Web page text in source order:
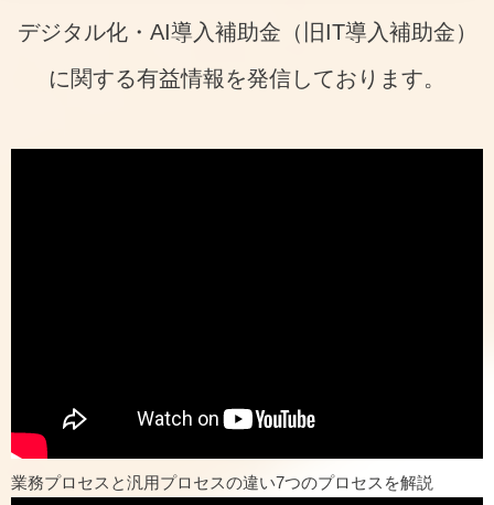
デジタル化・AI導入補助金（旧IT導入補助金）
に関する有益情報を発信しております。
業務プロセスと汎用プロセスの違い7つのプロセスを解説